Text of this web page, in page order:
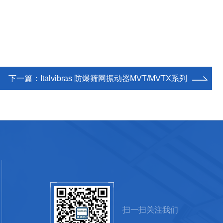
下一篇： Italvibras 防爆筛网振动器MVT/MVTX系列
扫一扫关注我们